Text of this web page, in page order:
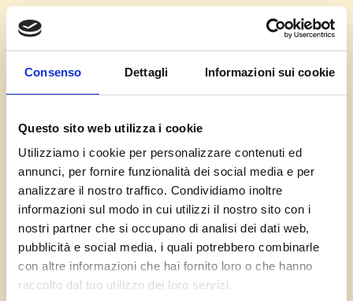
Consenso Dettagli Informazioni sui cookie
Questo sito web utilizza i cookie
Utilizziamo i cookie per personalizzare contenuti ed
annunci, per fornire funzionalità dei social media e per
analizzare il nostro traffico. Condividiamo inoltre
informazioni sul modo in cui utilizzi il nostro sito con i
nostri partner che si occupano di analisi dei dati web,
pubblicità e social media, i quali potrebbero combinarle
con altre informazioni che hai fornito loro o che hanno
raccolto dal tuo utilizzo dei loro servizi.
In collaborazione con: